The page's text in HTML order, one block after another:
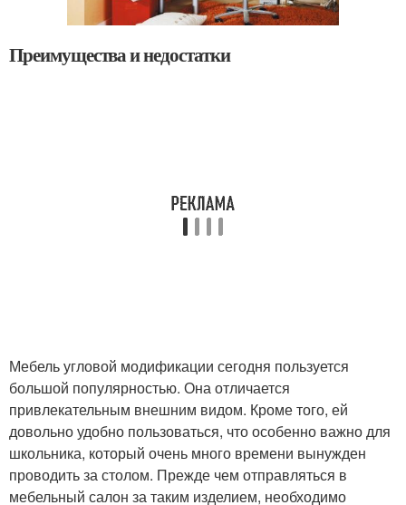
Преимущества и недостатки
Мебель угловой модификации сегодня пользуется
большой популярностью. Она отличается
привлекательным внешним видом. Кроме того, ей
довольно удобно пользоваться, что особенно важно для
школьника, который очень много времени вынужден
проводить за столом. Прежде чем отправляться в
мебельный салон за таким изделием, необходимо